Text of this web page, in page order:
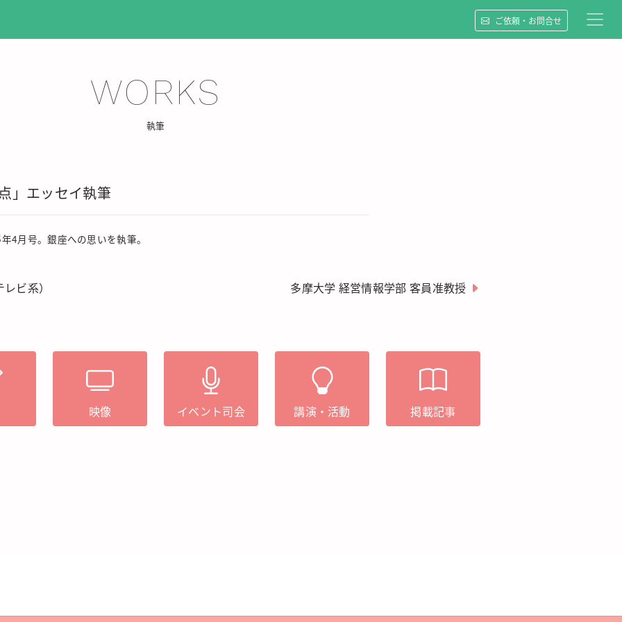
ご依頼・お問合せ
WORKS
執筆
」エッセイ執筆
4月号。銀座への思いを執筆。
ビ系） 多摩大学 経営情報学部 客員准教授
映像 イベント司会 講演・活動 掲載記事